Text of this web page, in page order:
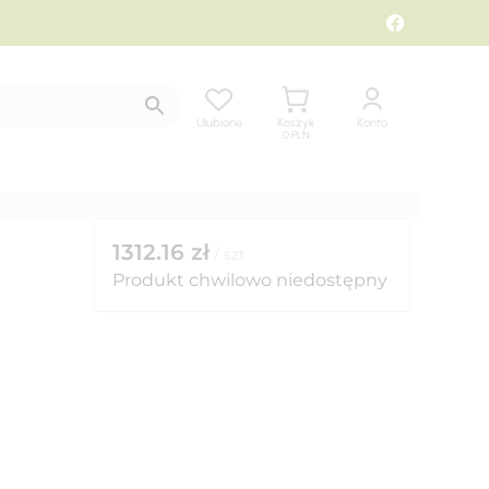
Ulubione
Koszyk
0 PLN
Konto
1312.16 zł
Produkt chwilowo niedostępny